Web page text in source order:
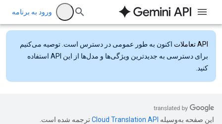
ورود به برنامه
API تعاملات
اکنون به طور عمومی در دسترس است. توصیه می‌کنیم
برای دسترسی به جدیدترین ویژگی‌ها و مدل‌ها از این API استفاده
کنید.
این صفحه به‌وسیله ترجمه شده است.